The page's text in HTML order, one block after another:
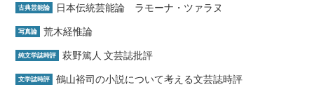
古典芸能論 日本伝統芸能論 ラモーナ・ツァラヌ
写真論 荒木経惟論
純文学誌時評 萩野篤人 文芸誌批評
文学誌時評 鶴山裕司の小説について考える文芸誌時評